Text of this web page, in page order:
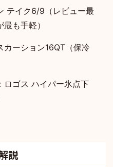
テイク6/9（レビュー最
も手軽）
カーション16QT（保冷
：ロゴス ハイパー氷点下
説